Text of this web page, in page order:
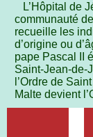
L’Hôpital de
communauté
recueille les
d’origine ou
pape Pascal II
Saint-Jean-de-
l’Ordre de
Malte devient